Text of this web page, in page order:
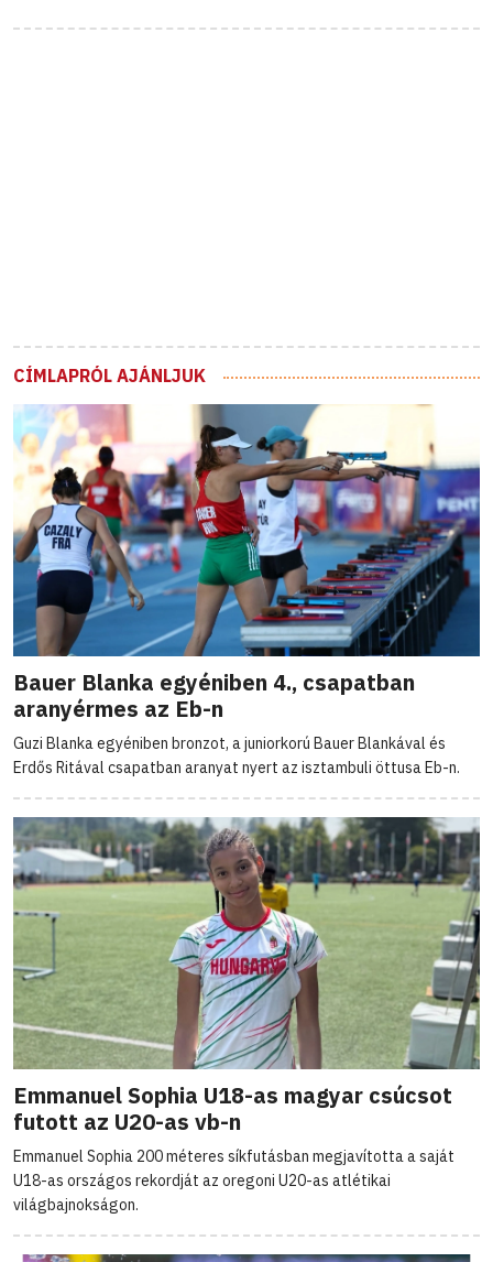
CÍMLAPRÓL AJÁNLJUK
Bauer Blanka egyéniben 4., csapatban
aranyérmes az Eb-n
Guzi Blanka egyéniben bronzot, a juniorkorú Bauer Blankával és
Erdős Ritával csapatban aranyat nyert az isztambuli öttusa Eb-n.
Emmanuel Sophia U18-as magyar csúcsot
futott az U20-as vb-n
Emmanuel Sophia 200 méteres síkfutásban megjavította a saját
U18-as országos rekordját az oregoni U20-as atlétikai
világbajnokságon.